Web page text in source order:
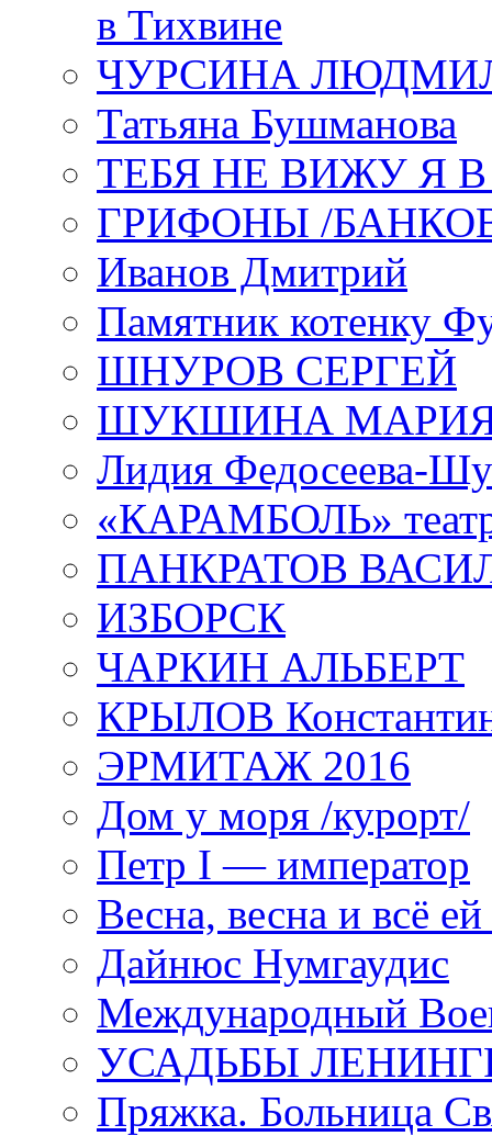
в Тихвине
ЧУРСИНА
Татьяна Бушманова
ТЕБЯ НЕ ВИЖУ Я
ГРИФОНЫ /
Иванов Дмитрий
Памятник котенку
ШНУРОВ СЕРГЕЙ
ШУКШИНА
Лидия Федосеева-
«КАРАМБОЛЬ»
ПАНКРАТОВ
ИЗБОРСК
ЧАРКИН АЛЬБЕРТ
КРЫЛОВ
ЭРМИТАЖ 2016
Дом у моря /курорт/
Петр I — император
Весна, весна и всё
Дайнюс Нумгаудис
Международный
УСАДЬБЫ
Пряжка. Больница